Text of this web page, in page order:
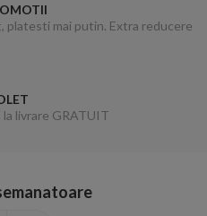
platesti mai putin. Extra reducere
livrare GRATUIT